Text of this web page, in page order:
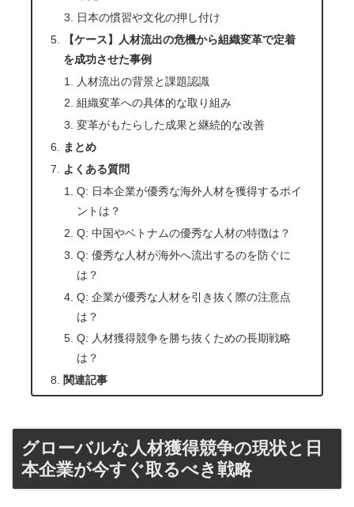
日本の慣習や文化の押し付け
【ケース】人材流出の危機から組織変革で定着
を成功させた事例
人材流出の背景と課題認識
組織変革への具体的な取り組み
変革がもたらした成果と継続的な改善
まとめ
よくある質問
Q: 日本企業が優秀な海外人材を獲得するポイ
ントは？
Q: 中国やベトナムの優秀な人材の特徴は？
Q: 優秀な人材が海外へ流出するのを防ぐに
は？
Q: 企業が優秀な人材を引き抜く際の注意点
は？
Q: 人材獲得競争を勝ち抜くための長期戦略
は？
関連記事
グローバルな人材獲得競争の現状と日
本企業が今すぐ取るべき戦略